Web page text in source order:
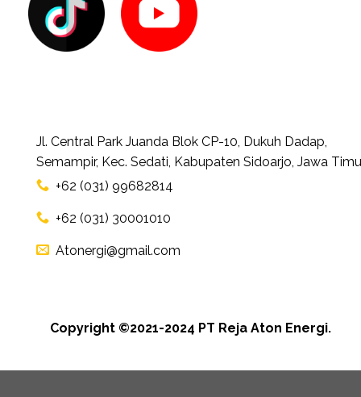
Jl. Central Park Juanda Blok CP-10, Dukuh Dadap,
Semampir, Kec. Sedati, Kabupaten Sidoarjo, Jawa
+62 (031) 99682814
+62 (031) 30001010
Atonergi@gmail.com
Copyright ©2021-2024 PT Reja Aton Energi.